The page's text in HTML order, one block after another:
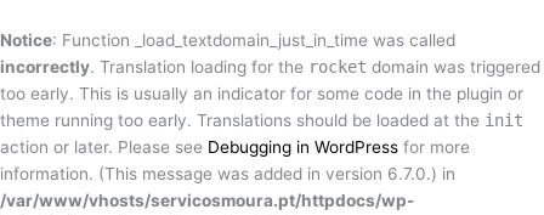
Notice: Function _load_textdomain_just_in_time was called
incorrectly. Translation loading for the rocket domain was triggered
too early. This is usually an indicator for some code in the plugin or
theme running too early. Translations should be loaded at the init
action or later. Please see Debugging in WordPress for more
information. (This message was added in version 6.7.0.) in
/var/www/vhosts/servicosmoura.pt/httpdocs/wp-
to
content